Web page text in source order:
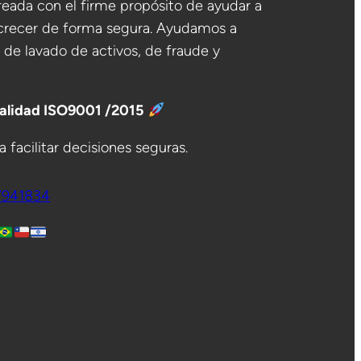
con el firme propósito de ayudar a
de forma segura. Ayudamos a
lavado de activos, de fraude y
ISO9001 /2015
facilitar decisiones seguras.